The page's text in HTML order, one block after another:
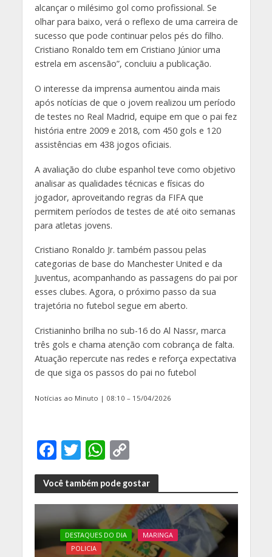
alcançar o milésimo gol como profissional. Se
olhar para baixo, verá o reflexo de uma carreira de
sucesso que pode continuar pelos pés do filho.
Cristiano Ronaldo tem em Cristiano Júnior uma
estrela em ascensão”, concluiu a publicação.
O interesse da imprensa aumentou ainda mais
após notícias de que o jovem realizou um período
de testes no Real Madrid, equipe em que o pai fez
história entre 2009 e 2018, com 450 gols e 120
assistências em 438 jogos oficiais.
A avaliação do clube espanhol teve como objetivo
analisar as qualidades técnicas e físicas do
jogador, aproveitando regras da FIFA que
permitem períodos de testes de até oito semanas
para atletas jovens.
Cristiano Ronaldo Jr. também passou pelas
categorias de base do Manchester United e da
Juventus, acompanhando as passagens do pai por
esses clubes. Agora, o próximo passo da sua
trajetória no futebol segue em aberto.
Cristianinho brilha no sub-16 do Al Nassr, marca
três gols e chama atenção com cobrança de falta.
Atuação repercute nas redes e reforça expectativa
de que siga os passos do pai no futebol
Notícias ao Minuto | 08:10 – 15/04/2026
F
ac
e
b
o
o
T
w
itt
er
W
h
at
s
A
p
C
o
p
y
Li
n
Você também pode gostar
DESTAQUES DO DIA
MARINGA
POLICIA